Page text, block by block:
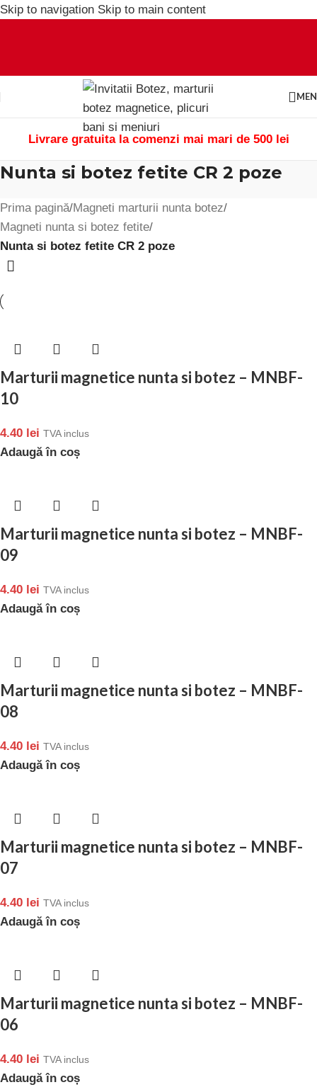
Skip to navigation Skip to main content
Livrare gratuita la comenzi mai mari de 500 lei
Nunta si botez fetite CR 2 poze
Prima pagină/Magneti marturii nunta botez/
Magneti nunta si botez fetite/
Nunta si botez fetite CR 2 poze
Marturii magnetice nunta si botez – MNBF-
10
4.40 lei TVA inclus
Adaugă în coș
Marturii magnetice nunta si botez – MNBF-
09
4.40 lei TVA inclus
Adaugă în coș
Marturii magnetice nunta si botez – MNBF-
08
4.40 lei TVA inclus
Adaugă în coș
Marturii magnetice nunta si botez – MNBF-
07
4.40 lei TVA inclus
Adaugă în coș
Marturii magnetice nunta si botez – MNBF-
06
4.40 lei TVA inclus
Adaugă în coș